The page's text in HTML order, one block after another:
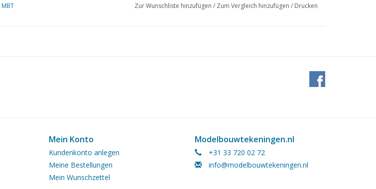
MBT Zur Wunschliste hinzufügen / Zum Vergleich hinzufügen / Drucken
Mein Konto
Kundenkonto anlegen
Meine Bestellungen
Mein Wunschzettel
Modelbouwtekeningen.nl
+31 33 720 02 72
info@modelbouwtekeningen.nl